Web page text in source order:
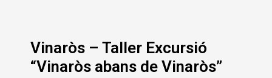
Vinaròs – Taller Excursió
“Vinaròs abans de Vinaròs”